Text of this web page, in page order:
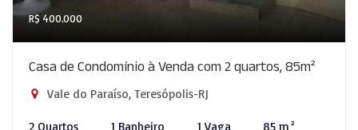
R$ 400.000
Casa de Condomínio à Venda com 2 quartos, 85m²
Vale do Paraíso, Teresópolis-RJ
2 Quartos 1 Banheiro 1 Vaga 85 m²